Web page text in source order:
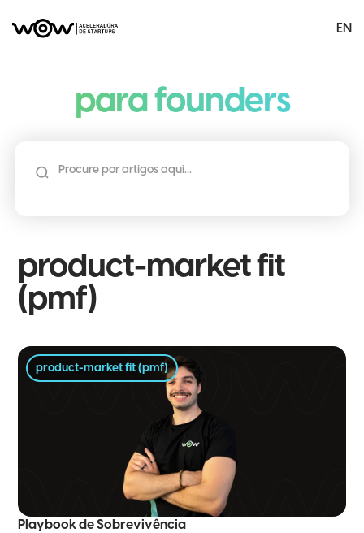
EN
para founders
product-market fit
(pmf)
product-market fit (pmf)
Playbook de Sobrevivência